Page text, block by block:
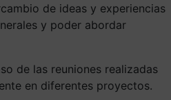
de ideas y experiencias
y poder abordar
de las reuniones realizadas
en diferentes proyectos.